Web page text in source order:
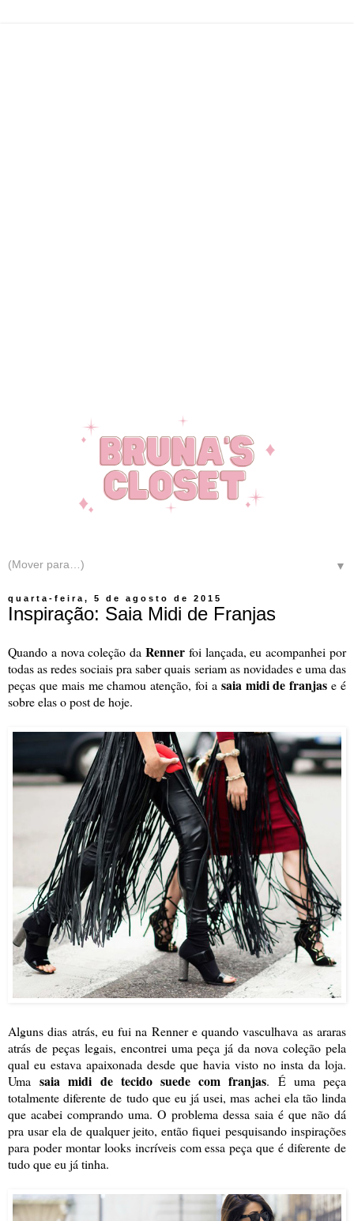
▼
quarta-feira, 5 de agosto de 2015
Inspiração: Saia Midi de Franjas
Quando a nova coleção da Renner foi lançada, eu acompanhei por
todas as redes sociais pra saber quais seriam as novidades e uma das
peças que mais me chamou atenção, foi a saia midi de franjas e é
sobre elas o post de hoje.
Alguns dias atrás, eu fui na Renner e quando vasculhava as araras
atrás de peças legais, encontrei uma peça já da nova coleção pela
qual eu estava apaixonada desde que havia visto no insta da loja.
Umasaia midi de tecido suede com franjas. É uma peça
totalmente diferente de tudo que eu já usei, mas achei ela tão linda
que acabei comprando uma. O problema dessa saia é que não dá
pra usar ela de qualquer jeito, então fiquei pesquisando inspirações
para poder montar looks incríveis com essa peça que é diferente de
tudo que eu já tinha.